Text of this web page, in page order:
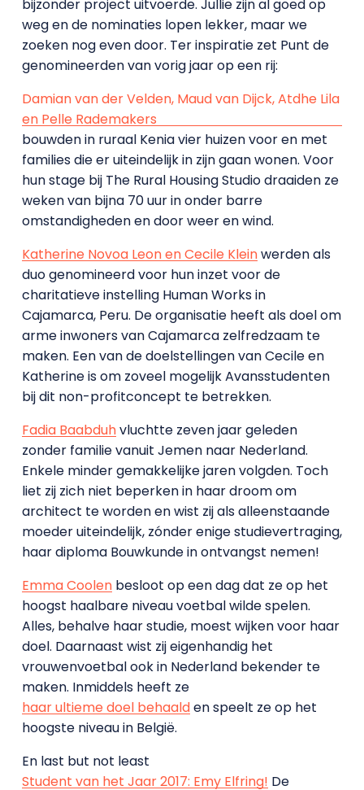
bijzonder project uitvoerde. Jullie zijn al goed op
weg en de nominaties lopen lekker, maar we
zoeken nog even door. Ter inspiratie zet Punt de
genomineerden van vorig jaar op een rij:
Damian van der Velden, Maud van Dijck, Atdhe Lila
en Pelle Rademakers
bouwden in ruraal Kenia vier huizen voor en met
families die er uiteindelijk in zijn gaan wonen. Voor
hun stage bij The Rural Housing Studio draaiden ze
weken van bijna 70 uur in onder barre
omstandigheden en door weer en wind.
Katherine Novoa Leon en Cecile Kleinwerden als
duo genomineerd voor hun inzet voor de
charitatieve instelling Human Works in
Cajamarca, Peru. De organisatie heeft als doel om
arme inwoners van Cajamarca zelfredzaam te
maken. Een van de doelstellingen van Cecile en
Katherine is om zoveel mogelijk Avansstudenten
bij dit non-profitconcept te betrekken.
Fadia Baabduhvluchtte zeven jaar geleden
zonder familie vanuit Jemen naar Nederland.
Enkele minder gemakkelijke jaren volgden. Toch
liet zij zich niet beperken in haar droom om
architect te worden en wist zij als alleenstaande
moeder uiteindelijk, zónder enige studievertraging,
haar diploma Bouwkunde in ontvangst nemen!
Emma Coolenbesloot op een dag dat ze op het
hoogst haalbare niveau voetbal wilde spelen.
Alles, behalve haar studie, moest wijken voor haar
doel. Daarnaast wist zij eigenhandig het
vrouwenvoetbal ook in Nederland bekender te
maken. Inmiddels heeft ze
haar ultieme doel behaalden speelt ze op het
hoogste niveau in België.
En last but not least
Student van het Jaar 2017: Emy Elfring! De